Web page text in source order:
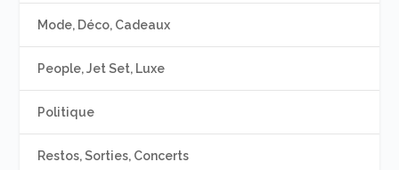
Mode, Déco, Cadeaux
People, Jet Set, Luxe
Politique
Restos, Sorties, Concerts